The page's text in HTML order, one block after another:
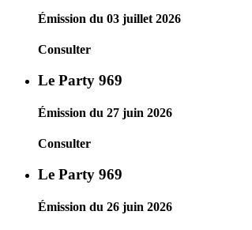
Émission du 03 juillet 2026
Consulter
Le Party 969
Émission du 27 juin 2026
Consulter
Le Party 969
Émission du 26 juin 2026